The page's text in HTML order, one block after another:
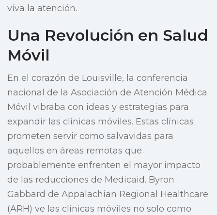
viva la atención.
Una Revolución en Salud
Móvil
En el corazón de Louisville, la conferencia
nacional de la Asociación de Atención Médica
Móvil vibraba con ideas y estrategias para
expandir las clínicas móviles. Estas clínicas
prometen servir como salvavidas para
aquellos en áreas remotas que
probablemente enfrenten el mayor impacto
de las reducciones de Medicaid. Byron
Gabbard de Appalachian Regional Healthcare
(ARH) ve las clínicas móviles no solo como